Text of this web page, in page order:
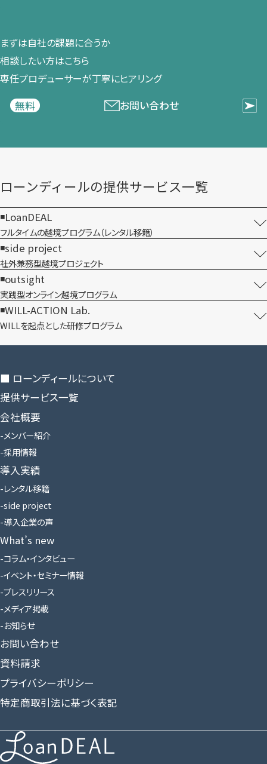
まずは​自社の​課題に​合うか​
相談したい方は​こちら
専任プロデューサーが​丁寧に​ヒアリング
無料
お問い合わせ
ローンディールの​提供サービス一覧
LoanDEAL
フルタイムの越境プログラム​（レンタル移籍）
side project
社外兼務型​越境プロジェクト
outsight
実践型オンライン​越境プログラム
WILL-ACTION Lab.
WILLを​起点とした​研修プログラム
■ ローンディールに​ついて
提供サービス一覧
会社概要
メンバー紹介
採用情報
導入実績
レンタル移籍
side project
導入企業の声
What’s new
コラム・インタビュー
イベント・セミナー情報
プレスリリース
メディア掲載
お知らせ
お問い合わせ
資料請求
プライバシーポリシー
特定商取引法に基づく表記